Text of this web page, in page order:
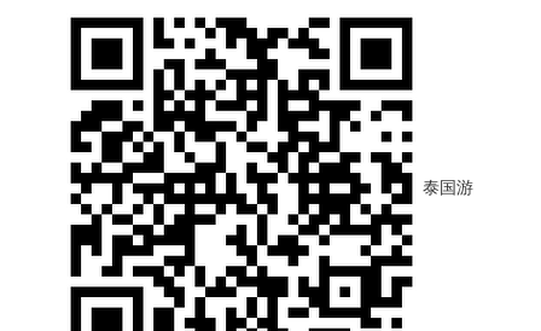
泰国游